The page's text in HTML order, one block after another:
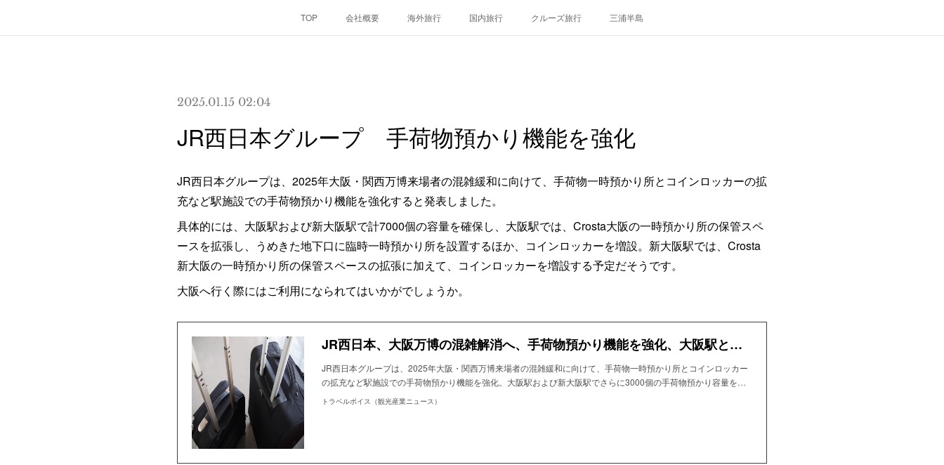
TOP 会社概要 海外旅行 国内旅行 クルーズ旅行 三浦半島
2025.01.15 02:04
JR西日本グループ 手荷物預かり機能を強化
JR西日本グループは、2025年大阪・関西万博来場者の混雑緩和に向けて、手荷物一時預かり所とコインロッカーの拡
充など駅施設での手荷物預かり機能を強化すると発表しました。
具体的には、大阪駅および新大阪駅で計7000個の容量を確保し、大阪駅では、Crosta大阪の一時預かり所の保管スペ
ースを拡張し、うめきた地下口に臨時一時預かり所を設置するほか、コインロッカーを増設。新大阪駅では、Crosta
新大阪の一時預かり所の保管スペースの拡張に加えて、コインロッカーを増設する予定だそうです。
大阪へ行く際にはご利用になられてはいかがでしょうか。
JR西日本、大阪万博の混雑解消へ、手荷物預かり機能を強化、大阪駅と新大阪駅で計7000個の預かりを可能に
JR西日本グループは、2025年大阪・関西万博来場者の混雑緩和に向けて、手荷物一時預かり所とコインロッカー
の拡充など駅施設での手荷物預かり機能を強化。大阪駅および新大阪駅でさらに3000個の手荷物預かり容量を…
トラベルボイス（観光産業ニュース）